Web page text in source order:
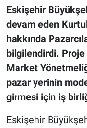
Eskişehir
devam eden
hakkında
bilgilendirdi. Proje
Market
pazar yerinin
girmesi için iş
Eskişehir
Yerel
Magazin
Bilim ve